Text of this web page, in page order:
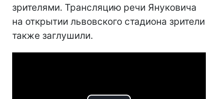
зрителями. Трансляцию речи Януковича
на открытии львовского стадиона зрители
также заглушили.